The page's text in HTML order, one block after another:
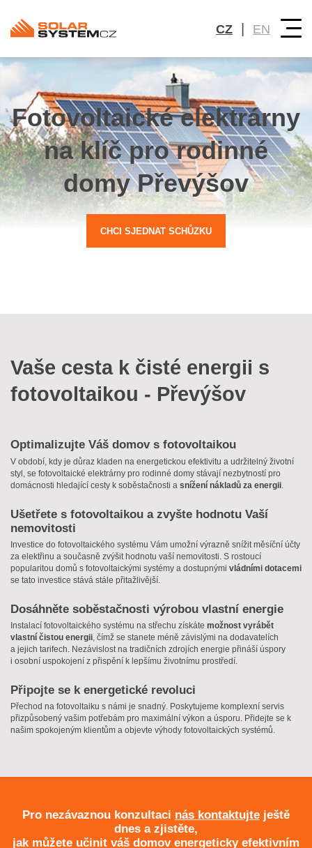
CZ EN
Fotovoltaické elektrárny
na klíč pro rodinné
domy Převýšov
CHCI SJEDNAT SCHŮZKU
Vaše cesta k čisté energii s
fotovoltaikou - Převýšov
Optimalizujte Váš domov s fotovoltaikou
V období, kdy je důraz kladen na energetickou efektivitu a udržitelný životní
styl, se fotovoltaické elektrárny pro rodinné domy stávají nezbytností pro
domácnosti hledající cesty k soběstačnosti a snížení nákladů za energii
Ušetřete s fotovoltaikou a zvyšte hodnotu Vaší
nemovitosti
Investice do fotovoltaického systému Vám umožní výrazně snížit měsíční účty
za elektřinu a současně zvýšit hodnotu vaší nemovitosti. S rostoucí
popularitou domů s fotovoltaickými systémy a dostupnými vládními dotacemi
se tato investice stává stále přitažlivější.
Dosáhněte soběstačnosti výrobou vlastní energie
Instalací fotovoltaického systému na střechu získáte možnost vyrábět
vlastní čistou energii , čímž se stanete méně závislými na dodavatelích
a jejich tarifech. Nezávislost na tradičních zdrojích energie přináší úspory
i osobní uspokojení z přispění k lepšímu životnímu prostředí.
Připojte se k energetické revoluci
Přechod na fotovoltaiku s námi je snadný. Poskytujeme komplexní servis
přizpůsobený vašim potřebám pro maximální výkon a úsporu. Přidejte se k
našim spokojeným klientům a objevte výhody fotovoltaických systémů.
Pro nezávaznou konzultaci nás kontaktujte ještě
dnes a zjistěte,
jak můžete učinit váš domov energeticky efektivním